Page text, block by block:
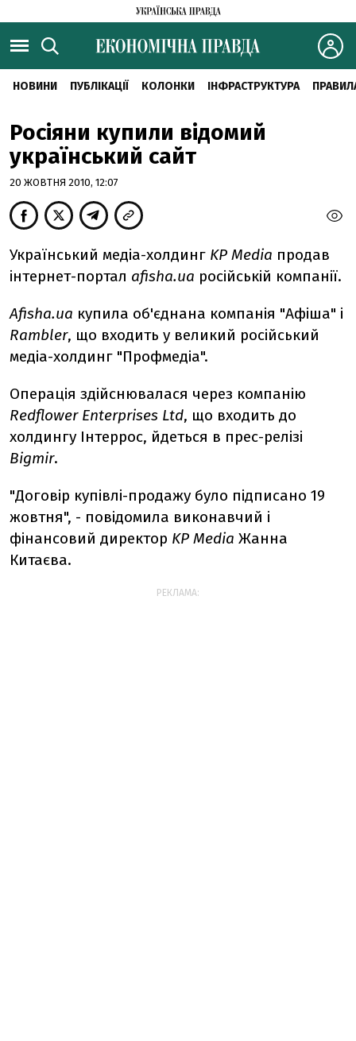
НОВИНИ ПУБЛІКАЦІЇ КОЛОНКИ ІНФРАСТРУКТУРА
Росіяни купили відомий
український сайт
20 ЖОВТНЯ 2010, 12:07
Український медіа-холдинг KP Media продав
інтернет-портал afisha.ua російській компанії.
Аfisha.ua купила об'єднана компанія "Афіша" і
Rambler, що входить у великий російський
медіа-холдинг "Профмедіа".
Операція здійснювалася через компанію
Redflower Enterprises Ltd, що входить до
холдингу Інтеррос, йдеться в прес-релізі
Bigmir.
"Договір купівлі-продажу було підписано 19
жовтня", - повідомила виконавчий і
фінансовий директор KP Media Жанна
Китаєва.
РЕКЛАМА: